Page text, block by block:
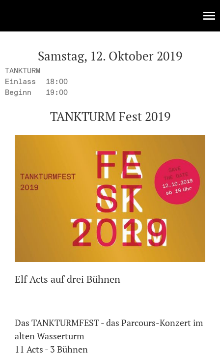
Samstag, 12. Oktober 2019
TANKTURM
Einlass
18:00
Beginn
19:00
TANKTURM Fest 2019
Elf Acts auf drei Bühnen
Das TANKTURMFEST - das Parcours-Konzert im
alten Wasserturm
11 Acts - 3 Bühnen